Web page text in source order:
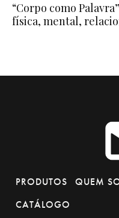
“Corpo como
física, mental,
PRODUTOS QUEM
CATÁLOGO